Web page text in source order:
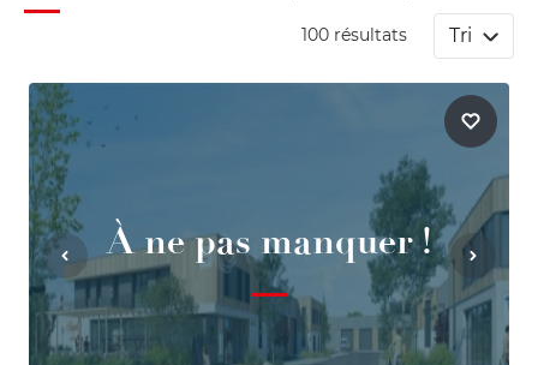
100 résultats Tri
À ne pas manquer !